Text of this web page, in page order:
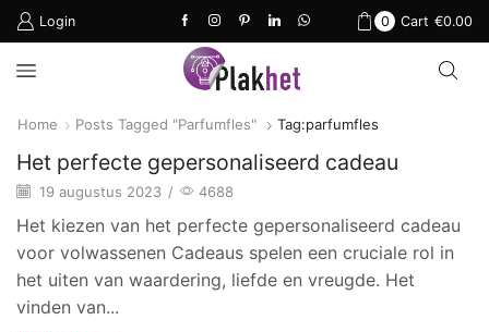
Login 0 Cart €0.00
Home Posts Tagged "parfumfles" Tag:parfumfles
Het perfecte gepersonaliseerd cadeau
19 augustus 2023 / 4688
Het kiezen van het perfecte gepersonaliseerd cadeau
voor volwassenen Cadeaus spelen een cruciale rol in
het uiten van waardering, liefde en vreugde. Het
vinden van...